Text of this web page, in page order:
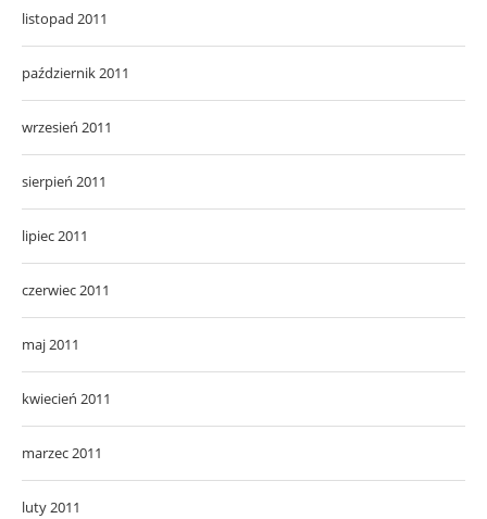
listopad 2011
październik 2011
wrzesień 2011
sierpień 2011
lipiec 2011
czerwiec 2011
maj 2011
kwiecień 2011
marzec 2011
luty 2011